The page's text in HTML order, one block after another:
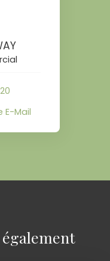
E-Mail
également